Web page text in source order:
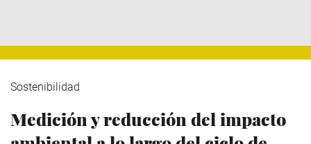
Sostenibilidad
Medición y reducción del impacto